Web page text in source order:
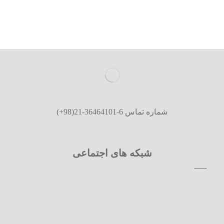
شماره تماس 6 -
36464101
-
21
(98+)
شبکه های اجتماعی